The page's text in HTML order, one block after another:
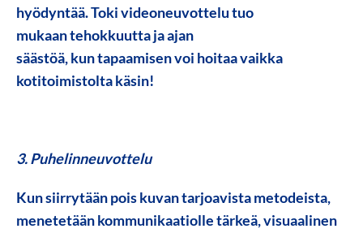
hyödyntää. Toki videoneuvottelu tuo
mukaan tehokkuutta ja ajan
säästöä, kun tapaamisen voi hoitaa vaikka
kotitoimistolta käsin!
3. Puhelinneuvottelu
Kun siirrytään pois kuvan tarjoavista metodeista,
menetetään kommunikaatiolle tärkeä, visuaalinen